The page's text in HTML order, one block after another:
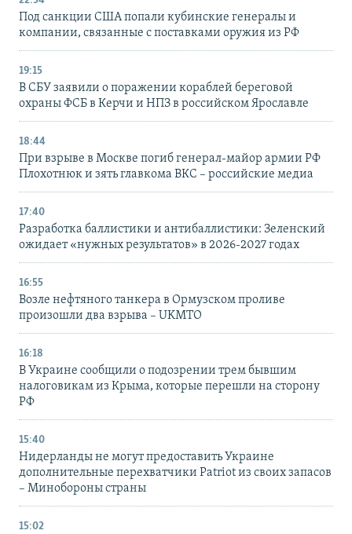
Под санкции США попали кубинские генералы и
компании, связанные с поставками оружия из РФ
19:15
В СБУ заявили о поражении кораблей береговой
охраны ФСБ в Керчи и НПЗ в российском Ярославле
18:44
При взрыве в Москве погиб генерал-майор армии РФ
Плохотнюк и зять главкома ВКС – российские медиа
17:40
Разработка баллистики и антибаллистики: Зеленский
ожидает «нужных результатов» в 2026-2027 годах
16:55
Возле нефтяного танкера в Ормузском проливе
произошли два взрыва – UKMTO
16:18
В Украине сообщили о подозрении трем бывшим
налоговикам из Крыма, которые перешли на сторону
РФ
15:40
Нидерланды не могут предоставить Украине
дополнительные перехватчики Patriot из своих запасов
– Минобороны страны
15:02